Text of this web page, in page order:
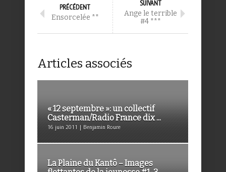
PRÉCÉDENT
Ensorcelée **
SUIVANT
Ange le terrible
#4 ***
Articles associés
« 12 septembre »: un collectif
Casterman/Radio France dix ...
16 juin 2011 | Benjamin Roure
La Plaine du Kantô – Images